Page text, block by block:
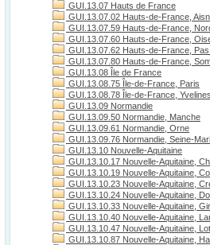
GUI.13.07 Hauts de France
GUI.13.07.02 Hauts-de-France,
GUI.13.07.59 Hauts-de-France,
GUI.13.07.60 Hauts-de-France,
GUI.13.07.62 Hauts-de-France,
GUI.13.07.80 Hauts-de-France,
GUI.13.08 Île de France
GUI.13.08.75 Île-de-France, Paris
GUI.13.08.78 Île-de-France,
GUI.13.09 Normandie
GUI.13.09.50 Normandie, Manche
GUI.13.09.61 Normandie, Orne
GUI.13.09.76 Normandie, Seine-
GUI.13.10 Nouvelle-Aquitaine
GUI.13.10.17 Nouvelle-Aquitaine,
GUI.13.10.19 Nouvelle-Aquitaine,
GUI.13.10.23 Nouvelle-Aquitaine,
GUI.13.10.24 Nouvelle-Aquitaine,
GUI.13.10.33 Nouvelle-Aquitaine,
GUI.13.10.40 Nouvelle-Aquitaine,
GUI.13.10.47 Nouvelle-Aquitaine,
GUI.13.10.87 Nouvelle-Aquitaine,